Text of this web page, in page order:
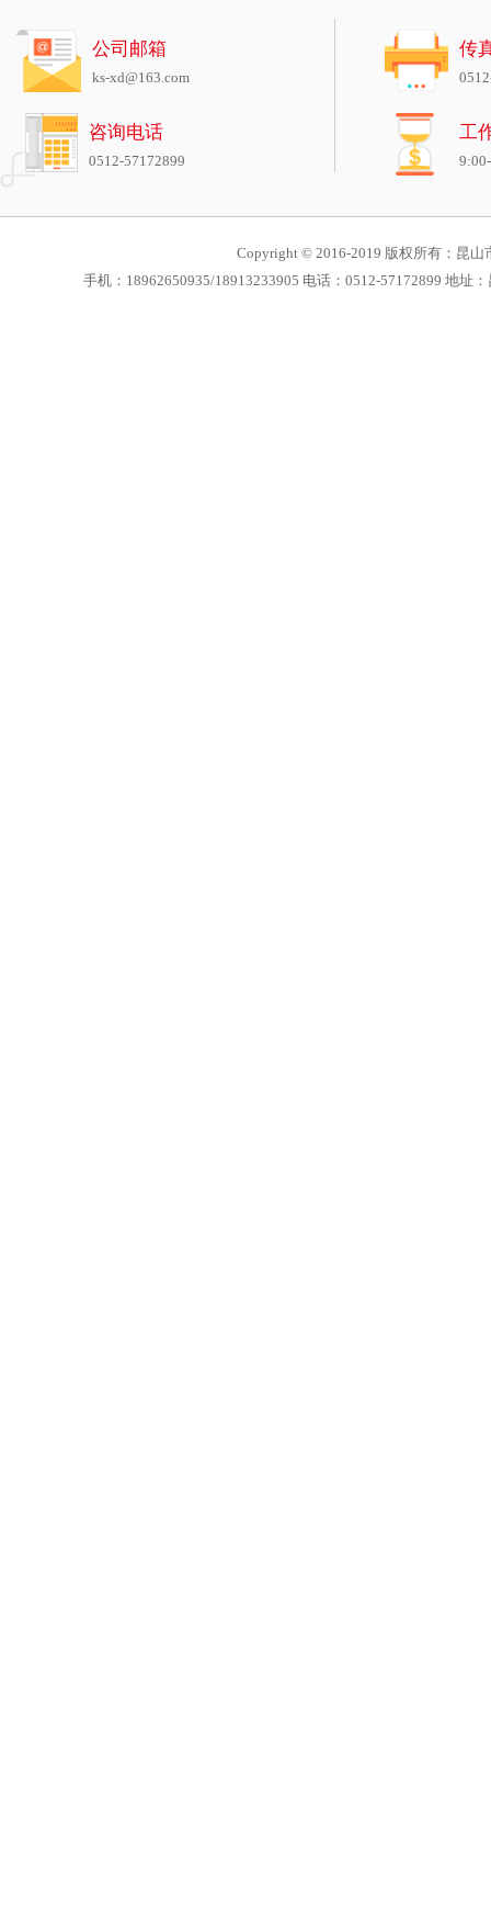
公司邮箱
ks-xd@163.com
咨询电话
0512-57172899
传
工
Copyright © 2016-2019 版权所有：昆山
手机：18962650935/18913233905 电话：0512-57172899 地址